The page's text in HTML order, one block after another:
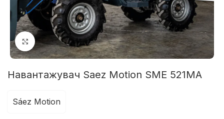
Клацніть, щоб збільшити
Навантажувач Saez Motion SME 521MA
Sáez Motion